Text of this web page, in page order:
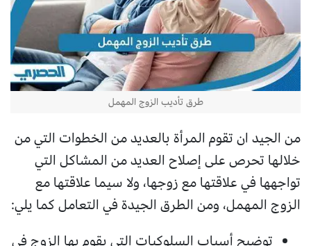
طرق تأديب الزوج المهمل
من الجيد ان تقوم المرأة بالعديد من الخطوات التي من
خلالها تحرص على إصلاح العديد من المشاكل التي
تواجهها في علاقتها مع زوجها، ولا سيما علاقتها مع
الزوج المهمل، ومن الطرق الجيدة في التعامل كما يلي:
توضيح أسباب السلوكيات التي يقوم بها الزوج في